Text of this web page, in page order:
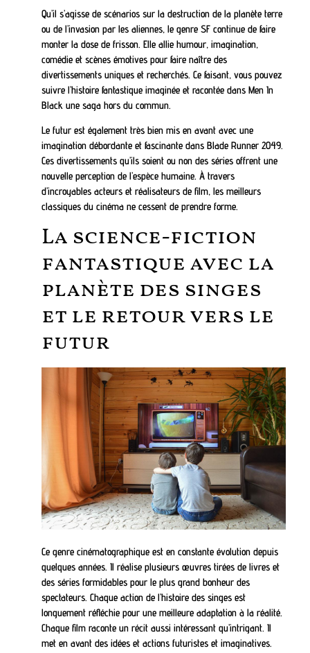
Qu’il s’agisse de scénarios sur la destruction de la planète terre
ou de l’invasion par les aliennes, le genre SF continue de faire
monter la dose de frisson. Elle allie humour, imagination,
comédie et scènes émotives pour faire naître des
divertissements uniques et recherchés. Ce faisant, vous pouvez
suivre l’histoire fantastique imaginée et racontée dans Men In
Black une saga hors du commun.
Le futur est également très bien mis en avant avec une
imagination débordante et fascinante dans Blade Runner 2049.
Ces divertissements qu’ils soient ou non des séries offrent une
nouvelle perception de l’espèce humaine. À travers
d’incroyables acteurs et réalisateurs de film, les meilleurs
classiques du cinéma ne cessent de prendre forme.
La science-fiction
fantastique avec la
planète des singes
et le retour vers le
futur
Ce genre cinématographique est en constante évolution depuis
quelques années. Il réalise plusieurs œuvres tirées de livres et
des séries formidables pour le plus grand bonheur des
spectateurs. Chaque action de l’histoire des singes est
longuement réfléchie pour une meilleure adaptation à la réalité.
Chaque film raconte un récit aussi intéressant qu’intrigant. Il
met en avant des idées et actions futuristes et imaginatives.